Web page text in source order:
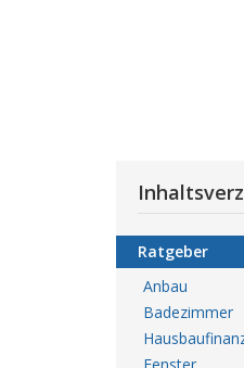
Ratgeber
Anbau
Badezimmer